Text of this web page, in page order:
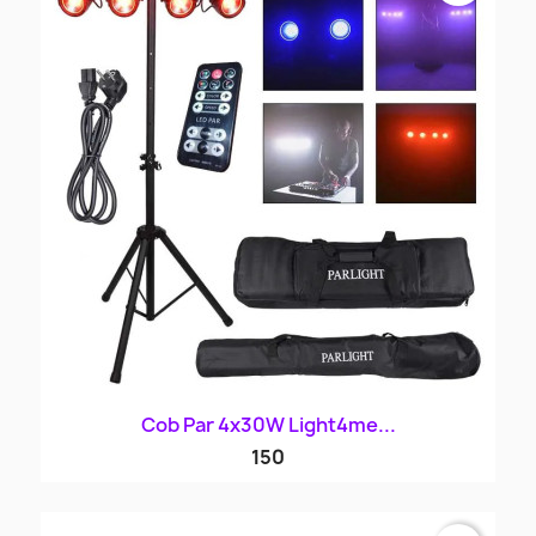
Cob Par 4x30W Light4me...
150